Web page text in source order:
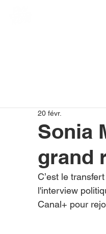
Sonia
grand
20 févr.
C’est le
l'interview
Canal+ pour